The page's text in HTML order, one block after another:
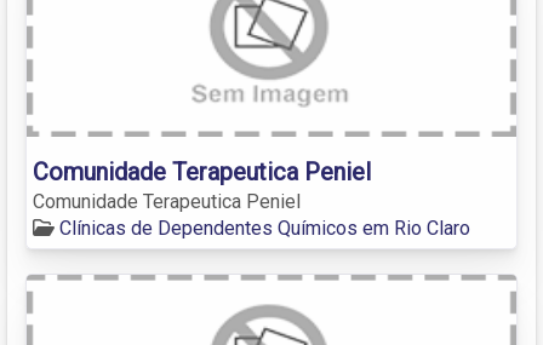
Comunidade Terapeutica Peniel
Comunidade Terapeutica Peniel
Clínicas de Dependentes Químicos em Rio Claro